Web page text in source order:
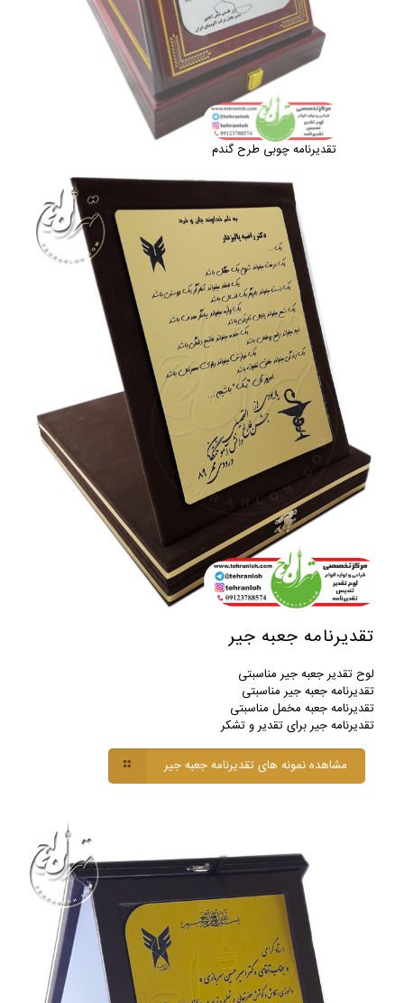
تقدیرنامه چوبی طرح گندم
تقدیرنامه جعبه جیر
لوح تقدیر جعبه جیر مناسبتی
تقدیرنامه جعبه جیر مناسبتی
تقدیرنامه جعبه مخمل مناسبتی
تقدیرنامه جیر برای تقدیر و تشکر
مشاهده نمونه های تقدیرنامه جعبه جیر